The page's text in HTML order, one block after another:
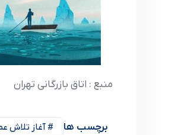
منبع : اتاق بازرگانی تهران
برچسب ها # آغاز تلاش